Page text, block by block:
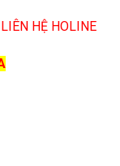
HỆ HOLINE